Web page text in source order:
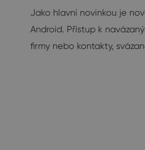
Jako hlavní novinkou je
Android. Přístup k
firmy nebo kontakty,